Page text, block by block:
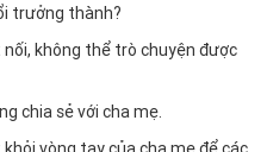
trưởng thành?
không thể trò chuyện được
chia sẻ với cha mẹ.